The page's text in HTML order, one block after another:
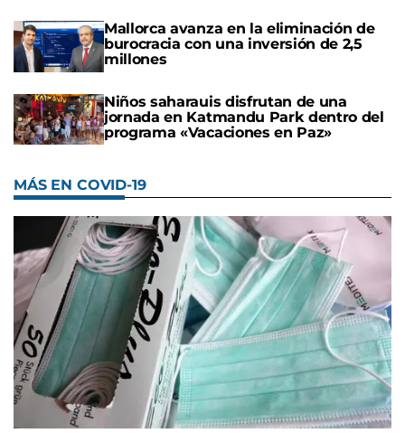
Mallorca avanza en la eliminación de
burocracia con una inversión de 2,5
millones
Niños saharauis disfrutan de una
jornada en Katmandu Park dentro del
programa «Vacaciones en Paz»
MÁS EN COVID-19